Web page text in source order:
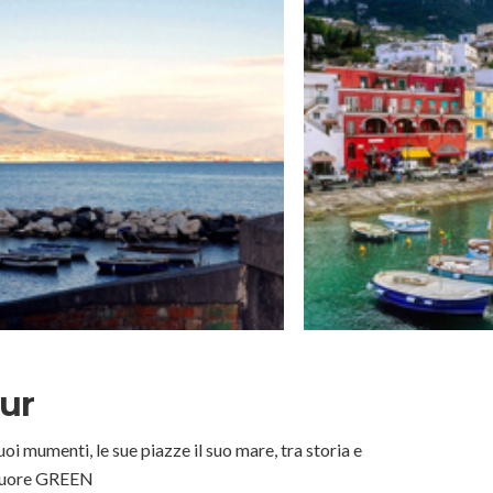
mumenti, le sue piazze il suo mare, tra storia e
GREEN